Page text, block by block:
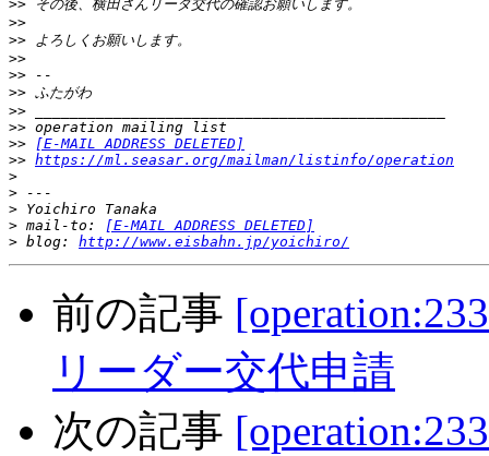
>>
>>
>>
>>
>>
>>
>>
>>
>>
[E-MAIL ADDRESS DELETED]
>> https://ml.seasar.org/mailman/listinfo/operation
>
>
>
> mail-to:
[E-MAIL ADDRESS DELETED]
> blog: http://www.eisbahn.jp/yoichiro/
前の記事
リーダー交代申請
次の記事